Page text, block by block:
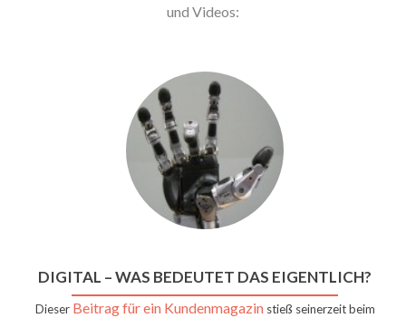
und Videos:
DIGITAL – WAS BEDEUTET DAS EIGENTLICH?
Dieser Beitrag für ein Kundenmagazinstieß seinerzeit beim